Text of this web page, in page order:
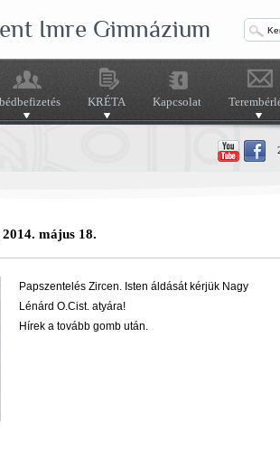
Imre Gimnázium
KRÉTA Kapcsolat
május 18.
Papszentelés Zircen. Isten áldását kérjük Nagy
Lénárd O.Cist. atyára!
Hírek a tovább gomb után.